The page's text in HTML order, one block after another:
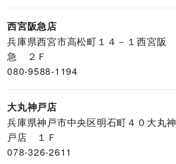
西宮阪急店
兵庫県西宮市高松町１４－１西宮阪
急 ２Ｆ
080-9588-1194
大丸神戸店
兵庫県神戸市中央区明石町４０大丸神
戸店 １Ｆ
078-326-2611